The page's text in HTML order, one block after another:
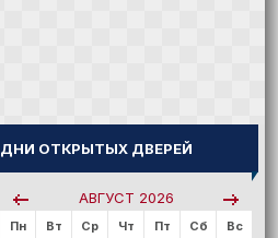
ДНИ ОТКРЫТЫХ ДВЕРЕЙ
АВГУСТ 2026
Пн Вт Ср Чт Пт Сб Вс